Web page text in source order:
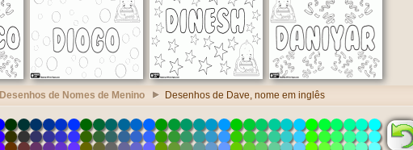
Desenhos de Nomes de Menino Desenhos de Dave, nome em inglês